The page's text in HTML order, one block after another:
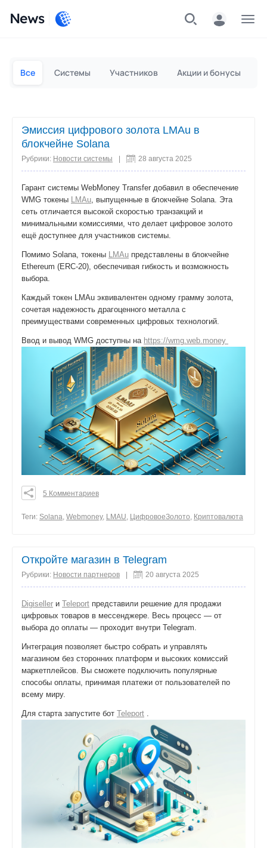
News
Все Системы Участников Акции и бонусы
Эмиссия цифрового золота LMAu в
блокчейне Solana
Рубрики: Новости системы 28 августа 2025
Гарант системы WebMoney Transfer добавил в обеспечение
WMG токены LMAu, выпущенные в блокчейне Solana. Эта
сеть отличается высокой скоростью транзакций и
минимальными комиссиями, что делает цифровое золото
ещё доступнее для участников системы.
Помимо Solana, токены LMAu представлены в блокчейне
Ethereum (ERC-20), обеспечивая гибкость и возможность
выбора.
Каждый токен LMAu эквивалентен одному грамму золота,
сочетая надежность драгоценного металла с
преимуществами современных цифровых технологий.
Ввод и вывод WMG доступны на https://wmg.web.money
0
5 Комментариев
Теги: Solana, Webmoney, LMAU, ЦифровоеЗолото, Криптовалюта
Откройте магазин в Telegram
Рубрики: Новости партнеров | 20 августа 2025
Digiseller и Teleport представили решение для продажи
цифровых товаров в мессенджере. Весь процесс — от
выбора до оплаты — проходит внутри Telegram.
Интеграция позволяет быстро собрать и управлять
магазином без сторонних платформ и высоких комиссий
маркетплейсов. Вы сможете подключить популярные
способы оплаты, принимая платежи от пользователей по
всему миру.
Для старта запустите бот Teleport